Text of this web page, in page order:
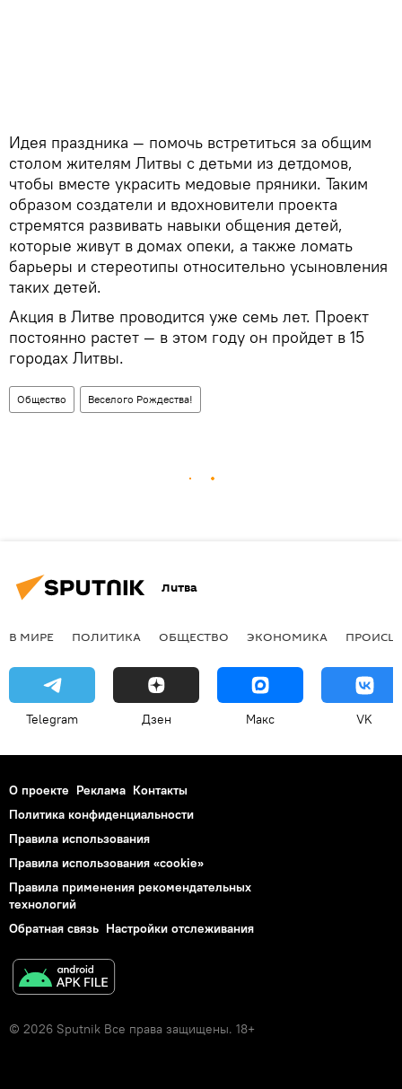
Идея праздника — помочь встретиться за общим
столом жителям Литвы с детьми из детдомов,
чтобы вместе украсить медовые пряники. Таким
образом создатели и вдохновители проекта
стремятся развивать навыки общения детей,
которые живут в домах опеки, а также ломать
барьеры и стереотипы относительно усыновления
таких детей.
Акция в Литве проводится уже семь лет. Проект
постоянно растет — в этом году он пройдет в 15
городах Литвы.
Общество Веселого Рождества!
Литва
В МИРЕ ПОЛИТИКА ОБЩЕСТВО ЭКОНОМИКА
Telegram Дзен Макс VK
О проекте Реклама Контакты
Политика конфиденциальности
Правила использования
Правила использования «cookie»
Правила применения рекомендательных
технологий
Обратная связь Настройки отслеживания
© 2026 Sputnik Все права защищены. 18+